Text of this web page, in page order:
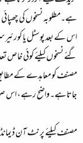
ہے۔مطلوبہ نسخوں کی
اس کے بعد پوسٹل یا
گئے نسخوں کیلئے کوئی خاص
مصنف کو معاہدے کے مطابق
جاتاہے۔واضح رہے، اس
مصنف کیلئے پرنٹ آن